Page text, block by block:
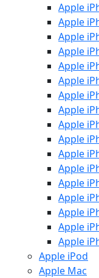
Apple
Apple
Apple
Apple
Apple
Apple
Apple
Apple
Apple
Apple
Apple
Apple
Apple
Apple
Apple
Apple
Apple
Apple iPod
Apple Mac